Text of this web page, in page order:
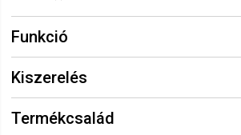
Funkció
Kiszerelés
Termékcsalád